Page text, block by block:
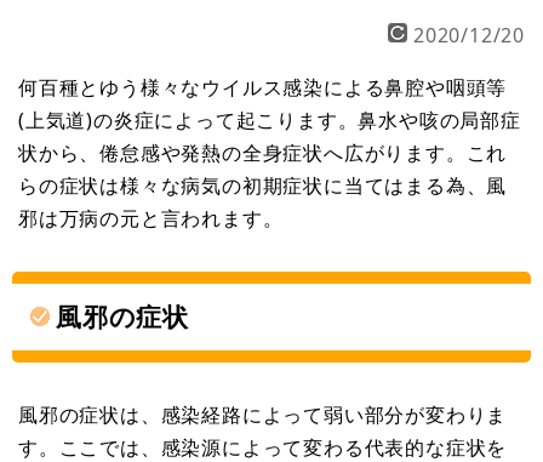
2020/12/20
何百種とゆう様々なウイルス感染による鼻腔や咽頭等
(上気道)の炎症によって起こります。鼻水や咳の局部症
状から、倦怠感や発熱の全身症状へ広がります。これ
らの症状は様々な病気の初期症状に当てはまる為、風
邪は万病の元と言われます。
風邪の症状
風邪の症状は、感染経路によって弱い部分が変わりま
す。ここでは、感染源によって変わる代表的な症状を